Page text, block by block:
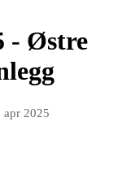
- Østre
apr 2025